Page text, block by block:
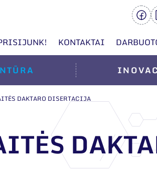
KONTAKTAI
DAKTARO DISERTACIJA